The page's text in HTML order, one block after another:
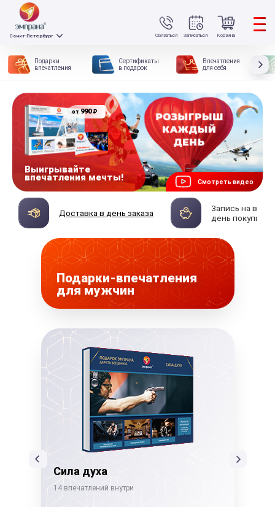
Связаться
Санкт-Петербург Записаться Корзина
Подарки
впечатления
Сертификаты
в подарок
Впечатления
для себя
Смотреть видео
от 990₽
Выигрывайте
впечатления мечты!
Доставка в день заказа
Запись на
день покупки
Подарки-впечатления
для мужчин
Сила духа
14 впечатлений внутри